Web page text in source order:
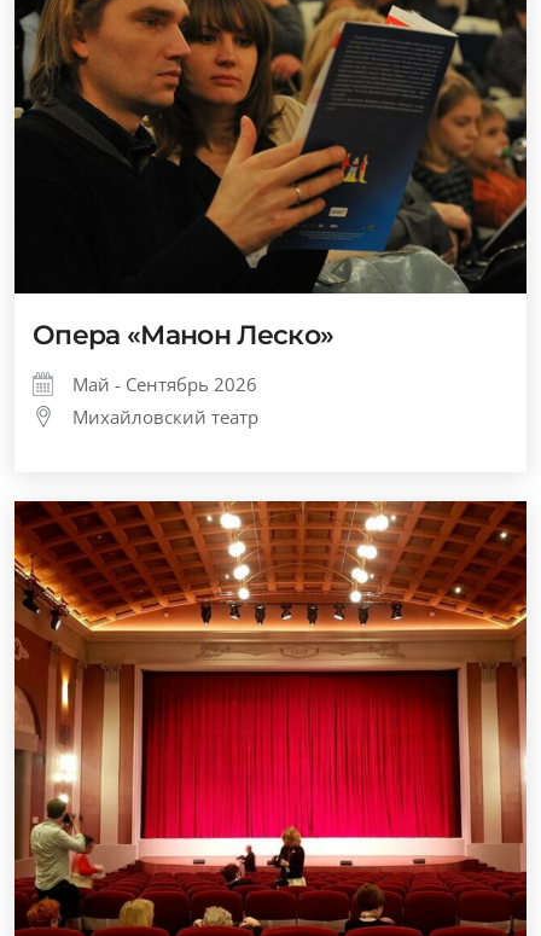
Опера «Манон Леско»
Май - Сентябрь 2026
Михайловский театр